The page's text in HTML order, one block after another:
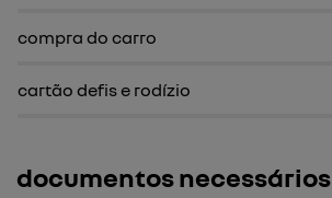
compra do carro
cartão defis e rodízio
documentos necessários